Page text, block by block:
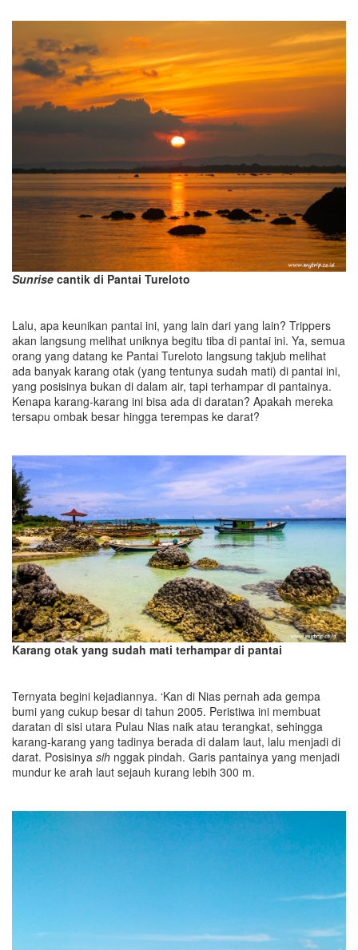
Sunrise cantik di Pantai Tureloto
Lalu, apa keunikan pantai ini, yang lain dari yang lain? Trippers
akan langsung melihat uniknya begitu tiba di pantai ini. Ya, semua
orang yang datang ke Pantai Tureloto langsung takjub melihat
ada banyak karang otak (yang tentunya sudah mati) di pantai ini,
yang posisinya bukan di dalam air, tapi terhampar di pantainya.
Kenapa karang-karang ini bisa ada di daratan? Apakah mereka
tersapu ombak besar hingga terempas ke darat?
Karang otak yang sudah mati terhampar di pantai
Ternyata begini kejadiannya. ‘Kan di Nias pernah ada gempa
bumi yang cukup besar di tahun 2005. Peristiwa ini membuat
daratan di sisi utara Pulau Nias naik atau terangkat, sehingga
karang-karang yang tadinya berada di dalam laut, lalu menjadi di
darat. Posisinya sih nggak pindah. Garis pantainya yang menjadi
mundur ke arah laut sejauh kurang lebih 300 m.